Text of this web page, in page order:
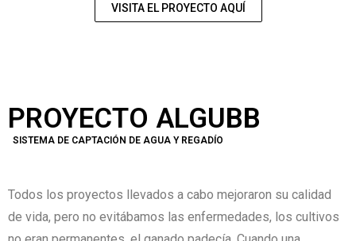
VISITA EL PROYECTO AQUÍ
PROYECTO ALGUBB
SISTEMA DE CAPTACIÓN DE AGUA Y REGADÍO
Todos los proyectos llevados a cabo mejoraron su calidad
de vida, pero no evitábamos las enfermedades, los cultivos